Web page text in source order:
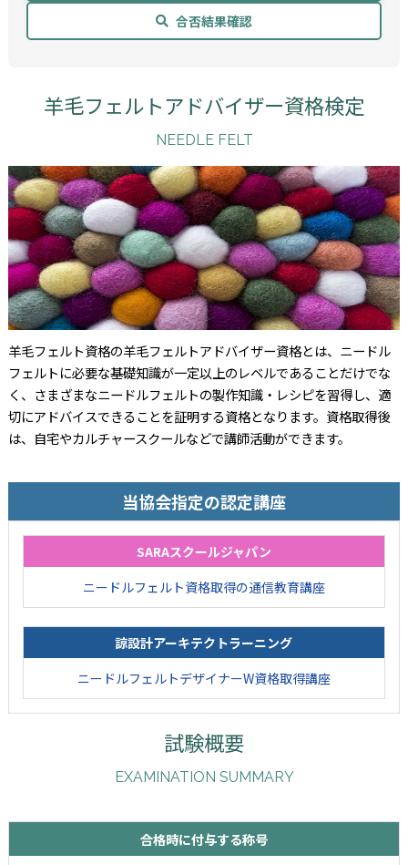
合否結果確認
羊毛フェルトアドバイザー資格検定
NEEDLE FELT
羊毛フェルト資格の羊毛フェルトアドバイザー資格とは、ニードル
フェルトに必要な基礎知識が一定以上のレベルであることだけでな
く、さまざまなニードルフェルトの製作知識・レシピを習得し、適
切にアドバイスできることを証明する資格となります。資格取得後
は、自宅やカルチャースクールなどで講師活動ができます。
当協会指定の認定講座
SARAスクールジャパン
ニードルフェルト資格取得の通信教育講座
諒設計アーキテクトラーニング
ニードルフェルトデザイナーW資格取得講座
試験概要
EXAMINATION SUMMARY
合格時に付与する称号